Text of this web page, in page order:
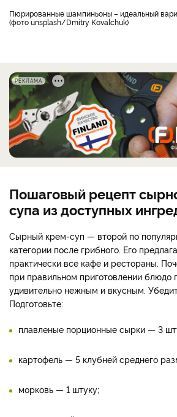
Пюрированные шампиньоны – идеальный вариант для сытного обеда
(фото unsplash/Dmitry Kovalchuk)
РЕКЛАМА
Пошаговый рецепт
супа из доступных
Сырный крем-суп — второй по
категории после грибного. Его
практически все кафе и рестораны.
при правильном приготовлении блюдо
удивительно нежным и вкусным.
Подготовьте:
плавленые порционные сырки — 3
картофель — 5 клубней среднего
морковь — 1 штуку;